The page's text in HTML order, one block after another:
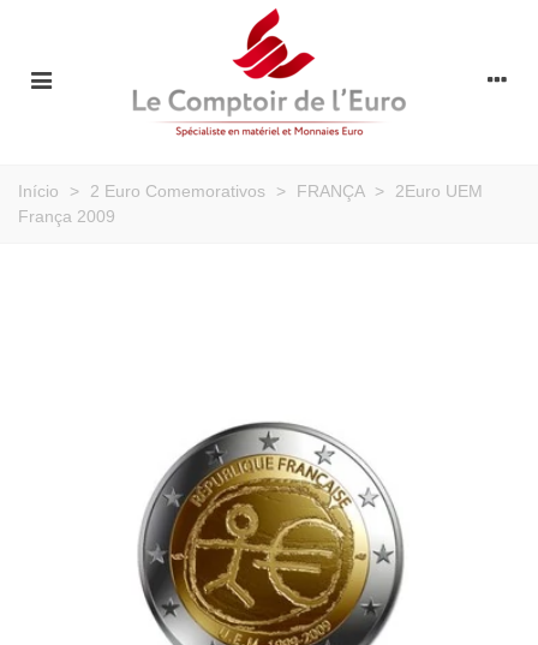
Início > 2 Euro Comemorativos > FRANÇA >
2Euro UEM
França 2009